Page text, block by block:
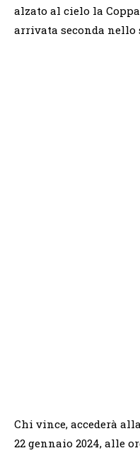
alzato al cielo la
arrivata seconda nello
Chi vince, accederà
22 gennaio 2024, alle